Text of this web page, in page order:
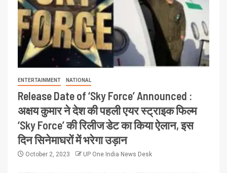
ENTERTAINMENT NATIONAL
Release Date of ‘Sky Force’ Announced :
अक्षय कुमार ने देश की पहली एयर स्ट्राइक फिल्म
‘Sky Force’ की रिलीज डेट का किया ऐलान, इस
दिन सिनेमाघरों में भरेगा उड़ान
October 2, 2023 UP One India News Desk